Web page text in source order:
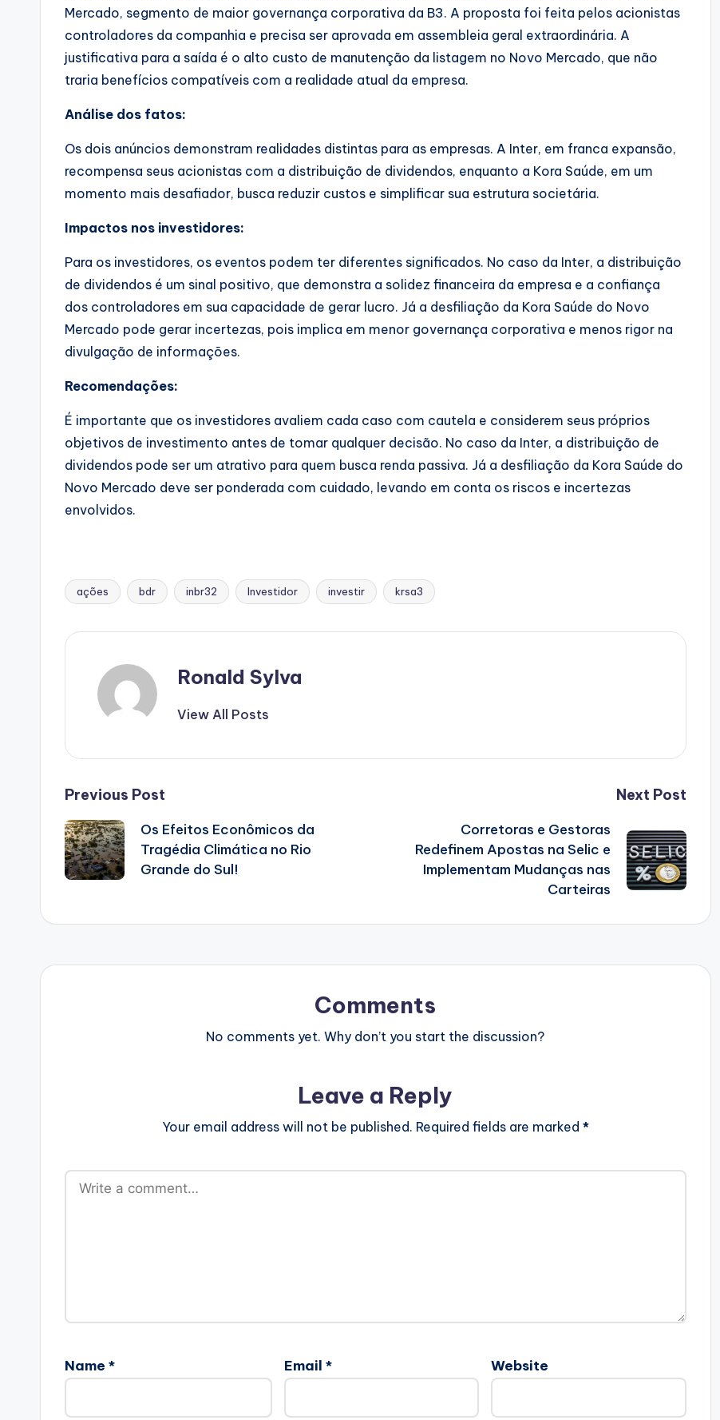
Mercado, segmento de maior governança corporativa da B3. A proposta foi feita pelos acionistas
controladores da companhia e precisa ser aprovada em assembleia geral extraordinária. A
justificativa para a saída é o alto custo de manutenção da listagem no Novo Mercado, que não
traria benefícios compatíveis com a realidade atual da empresa.
Análise dos fatos:
Os dois anúncios demonstram realidades distintas para as empresas. A Inter, em franca expansão,
recompensa seus acionistas com a distribuição de dividendos, enquanto a Kora Saúde, em um
momento mais desafiador, busca reduzir custos e simplificar sua estrutura societária.
Impactos nos investidores:
Para os investidores, os eventos podem ter diferentes significados. No caso da Inter, a distribuição
de dividendos é um sinal positivo, que demonstra a solidez financeira da empresa e a confiança
dos controladores em sua capacidade de gerar lucro. Já a desfiliação da Kora Saúde do Novo
Mercado pode gerar incertezas, pois implica em menor governança corporativa e menos rigor na
divulgação de informações.
Recomendações:
É importante que os investidores avaliem cada caso com cautela e considerem seus próprios
objetivos de investimento antes de tomar qualquer decisão. No caso da Inter, a distribuição de
dividendos pode ser um atrativo para quem busca renda passiva. Já a desfiliação da Kora Saúde do
Novo Mercado deve ser ponderada com cuidado, levando em conta os riscos e incertezas
envolvidos.
Tags:
ações bdr inbr32 Investidor investir krsa3
Ronald Sylva
View All Posts
Post
navigation
Previous Post
Os Efeitos Econômicos da
Tragédia Climática no Rio
Grande do Sul!
Next Post
Corretoras e Gestoras
Redefinem Apostas na Selic e
Implementam Mudanças nas
Carteiras
Comments
No comments yet. Why don’t you start the discussion?
Leave a Reply
Your email address will not be published. Required fields are marked *
Name * Email * Website